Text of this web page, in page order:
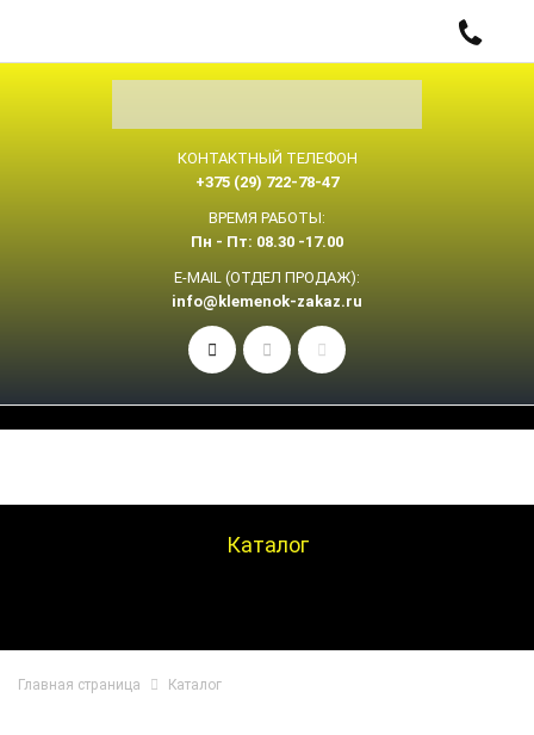
КОНТАКТНЫЙ ТЕЛЕФОН
+375 (29) 722-78-47
ВРЕМЯ РАБОТЫ:
Пн - Пт: 08.30 -17.00
E-MAIL (ОТДЕЛ ПРОДАЖ):
info@klemenok-zakaz.ru
Каталог
Главная страница Каталог